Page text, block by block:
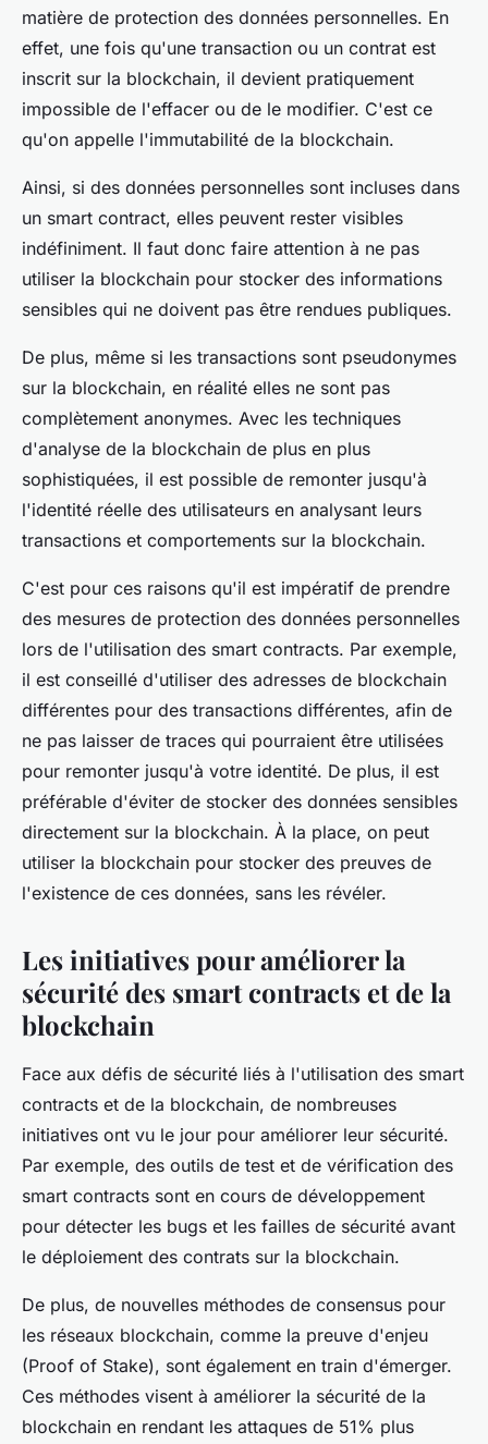
matière de protection des données personnelles. En
effet, une fois qu'une transaction ou un contrat est
inscrit sur la blockchain, il devient pratiquement
impossible de l'effacer ou de le modifier. C'est ce
qu'on appelle l'immutabilité de la blockchain.
Ainsi, si des données personnelles sont incluses dans
un smart contract, elles peuvent rester visibles
indéfiniment. Il faut donc faire attention à ne pas
utiliser la blockchain pour stocker des informations
sensibles qui ne doivent pas être rendues publiques.
De plus, même si les transactions sont pseudonymes
sur la blockchain, en réalité elles ne sont pas
complètement anonymes. Avec les techniques
d'analyse de la blockchain de plus en plus
sophistiquées, il est possible de remonter jusqu'à
l'identité réelle des utilisateurs en analysant leurs
transactions et comportements sur la blockchain.
C'est pour ces raisons qu'il est impératif de prendre
des mesures de protection des données personnelles
lors de l'utilisation des smart contracts. Par exemple,
il est conseillé d'utiliser des adresses de blockchain
différentes pour des transactions différentes, afin de
ne pas laisser de traces qui pourraient être utilisées
pour remonter jusqu'à votre identité. De plus, il est
préférable d'éviter de stocker des données sensibles
directement sur la blockchain. À la place, on peut
utiliser la blockchain pour stocker des preuves de
l'existence de ces données, sans les révéler.
Les initiatives pour améliorer la
sécurité des smart contracts et de la
blockchain
Face aux défis de sécurité liés à l'utilisation des smart
contracts et de la blockchain, de nombreuses
initiatives ont vu le jour pour améliorer leur sécurité.
Par exemple, des outils de test et de vérification des
smart contracts sont en cours de développement
pour détecter les bugs et les failles de sécurité avant
le déploiement des contrats sur la blockchain.
De plus, de nouvelles méthodes de consensus pour
les réseaux blockchain, comme la preuve d'enjeu
(Proof of Stake), sont également en train d'émerger.
Ces méthodes visent à améliorer la sécurité de la
blockchain en rendant les attaques de 51% plus